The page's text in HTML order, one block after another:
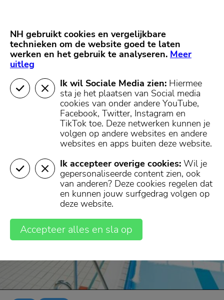
Mijn regio
NH gebruikt cookies en vergelijkbare
technieken om de website goed te laten
werken en het gebruik te analyseren. Meer
uitleg
Ik wil Sociale Media zien: Hiermee
sta je het plaatsen van Social media
cookies van onder andere YouTube,
Facebook, Twitter, Instagram en
TikTok toe. Deze netwerken kunnen je
volgen op andere websites en andere
websites en apps buiten deze website.
Ik accepteer overige cookies: Wil je
gepersonaliseerde content zien, ook
van anderen? Deze cookies regelen dat
en kunnen jouw surfgedrag volgen op
deze website.
Accepteer alles en sla op